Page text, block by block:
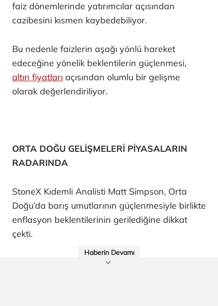
faiz dönemlerinde yatırımcılar açısından
cazibesini kısmen kaybedebiliyor.
Bu nedenle faizlerin aşağı yönlü hareket
edeceğine yönelik beklentilerin güçlenmesi,
altın fiyatları açısından olumlu bir gelişme
olarak değerlendiriliyor.
ORTA DOĞU GELİŞMELERİ PİYASALARIN
RADARINDA
StoneX Kıdemli Analisti Matt Simpson, Orta
Doğu’da barış umutlarının güçlenmesiyle birlikte
enflasyon beklentilerinin gerilediğine dikkat
çekti.
Haberin Devamı